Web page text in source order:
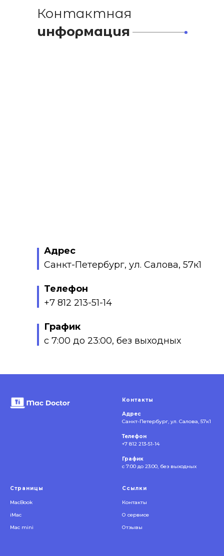
Контактная
информация
Адрес
Санкт-Петербург, ул. Салова, 57к1
График
с 7:00 до 23:00, без выходных
Телефон
+7 812 213-51-14
Контакты
Адрес
Санкт-Петербург, ул. Салова, 57к1
Телефон
+7 812 213-51-14
График
с 7:00 до 23:00, без выходных
Страницы
MacBook
iMac
Mac mini
Ссылки
Контакты
О сервисе
Отзывы